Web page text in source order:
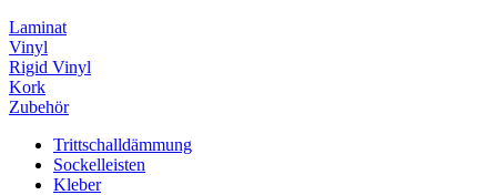
Laminat
Vinyl
Rigid Vinyl
Kork
Zubehör
Trittschalldämmung
Sockelleisten
Kleber